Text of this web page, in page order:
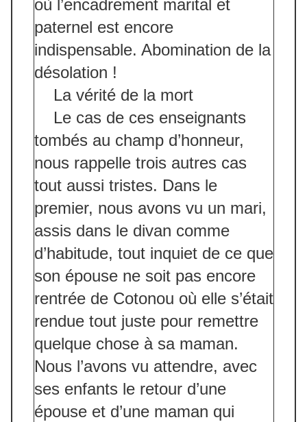
où l’encadrement marital et
paternel est encore
indispensable. Abomination de la
désolation !
La vérité de la mort
Le cas de ces enseignants
tombés au champ d’honneur,
nous rappelle trois autres cas
tout aussi tristes. Dans le
premier, nous avons vu un mari,
assis dans le divan comme
d’habitude, tout inquiet de ce que
son épouse ne soit pas encore
rentrée de Cotonou où elle s’était
rendue tout juste pour remettre
quelque chose à sa maman.
Nous l’avons vu attendre, avec
ses enfants le retour d’une
épouse et d’une maman qui